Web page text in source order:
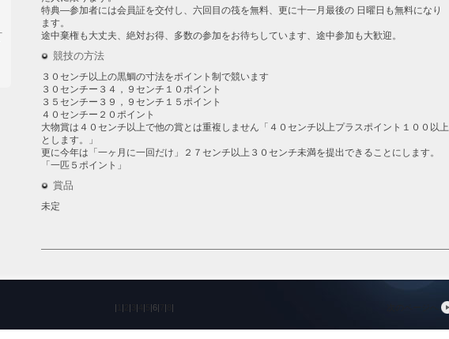
特典―参加者には会員証を交付し、六回目の筏を無料、更に十一月最後の 日曜日も無料になり
ます。
途中棄権も大丈夫、絶対お得、多数の参加をお待ちしています、途中参加も大歓迎。
競技の方法
３０センチ以上の黒鯛の寸法をポイント制で競います
３０センチー３４，９センチ１０ポイント
３５センチー３９，９センチ１５ポイント
４０センチー２０ポイント
大物賞は４０センチ以上で他の賞とは重複しません「４０センチ以上プラスポイント１００以上
とします。」
更に今年は「一ヶ月に一回だけ」２７センチ以上３０センチ未満を提出できることにします。
「一匹５ポイント」
賞品
未定
| | | | | |6| | |